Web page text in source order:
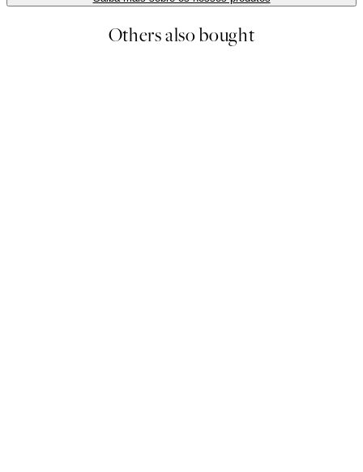
Others also bought